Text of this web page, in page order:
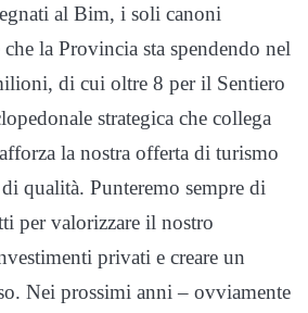
al Bim, i soli canoni
la Provincia sta spendendo nel
di cui oltre 8 per il Sentiero
strategica che collega
la nostra offerta di turismo
qualità. Punteremo sempre di
per valorizzare il nostro
privati e creare un
Nei prossimi anni – ovviamente